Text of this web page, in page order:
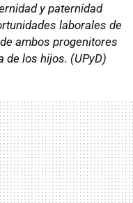
y paternidad
laborales de
ambos progenitores
de los hijos. (UPyD)